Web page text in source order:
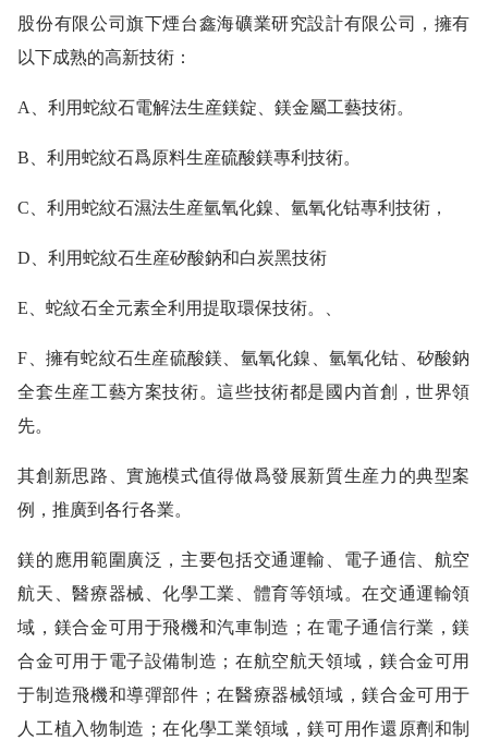
股份有限公司旗下煙台鑫海礦業研究設計有限公司，擁有
以下成熟的高新技術：
A、利用蛇紋石電解法生産鎂錠、鎂金屬工藝技術。
B、利用蛇紋石爲原料生産硫酸鎂專利技術。
C、利用蛇紋石濕法生産氫氧化鎳、氫氧化钴專利技術，
D、利用蛇紋石生産矽酸鈉和白炭黑技術
E、蛇紋石全元素全利用提取環保技術。、
F、擁有蛇紋石生産硫酸鎂、氫氧化鎳、氫氧化钴、矽酸鈉
全套生産工藝方案技術。這些技術都是國内首創，世界領
先。
其創新思路、實施模式值得做爲發展新質生産力的典型案
例，推廣到各行各業。
鎂的應用範圍廣泛，主要包括交通運輸、電子通信、航空
航天、醫療器械、化學工業、體育等領域。在交通運輸領
域，鎂合金可用于飛機和汽車制造；在電子通信行業，鎂
合金可用于電子設備制造；在航空航天領域，鎂合金可用
于制造飛機和導彈部件；在醫療器械領域，鎂合金可用于
人工植入物制造；在化學工業領域，鎂可用作還原劑和制